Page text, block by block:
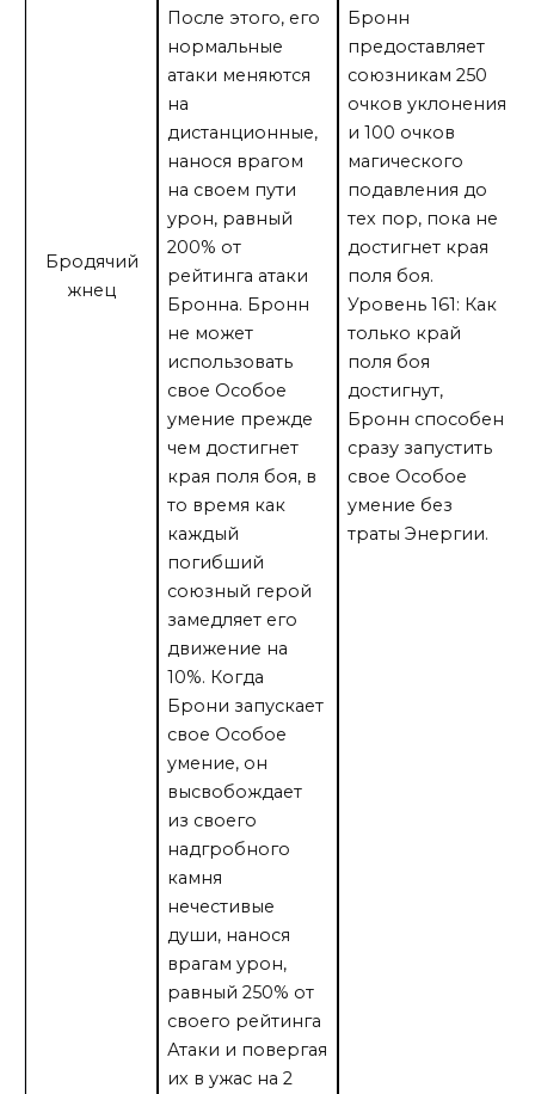
Бродячий
жнец
После этого, его
нормальные
атаки меняются
на
дистанционные,
нанося врагом
на своем пути
урон, равный
200% от
рейтинга атаки
Бронна. Бронн
не может
использовать
свое Особое
умение прежде
чем достигнет
края поля боя, в
то время как
каждый
погибший
союзный герой
замедляет его
движение на
10%. Когда
Брони запускает
свое Особое
умение, он
высвобождает
из своего
надгробного
камня
нечестивые
души, нанося
врагам урон,
равный 250% от
своего рейтинга
Атаки и повергая
их в ужас на 2
Бронн
предоставляет
союзникам 250
очков уклонения
и 100 очков
магического
подавления до
тех пор, пока не
достигнет края
поля боя.
Уровень 161: Как
только край
поля боя
достигнут,
Бронн способен
сразу запустить
свое Особое
умение без
траты Энергии.